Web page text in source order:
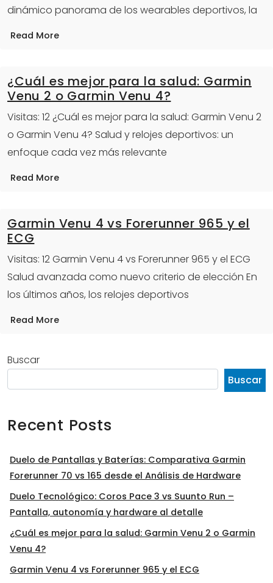
dinámico panorama de los wearables deportivos, la
Read More
¿Cuál es mejor para la salud: Garmin
Venu 2 o Garmin Venu 4?
Visitas: 12 ¿Cuál es mejor para la salud: Garmin Venu 2
o Garmin Venu 4? Salud y relojes deportivos: un
enfoque cada vez más relevante
Read More
Garmin Venu 4 vs Forerunner 965 y el
ECG
Visitas: 12 Garmin Venu 4 vs Forerunner 965 y el ECG
Salud avanzada como nuevo criterio de elección En
los últimos años, los relojes deportivos
Read More
Buscar
Buscar
Recent Posts
Duelo de Pantallas y Baterías: Comparativa Garmin
Forerunner 70 vs 165 desde el Análisis de Hardware
Duelo Tecnológico: Coros Pace 3 vs Suunto Run –
Pantalla, autonomía y hardware al detalle
¿Cuál es mejor para la salud: Garmin Venu 2 o Garmin
Venu 4?
Garmin Venu 4 vs Forerunner 965 y el ECG